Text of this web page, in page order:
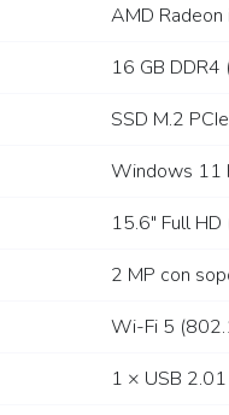
AMD
16 GB
SSD M.2
Windows 11
15.6″ Full
2 MP con
Wi-Fi 5
1 × USB